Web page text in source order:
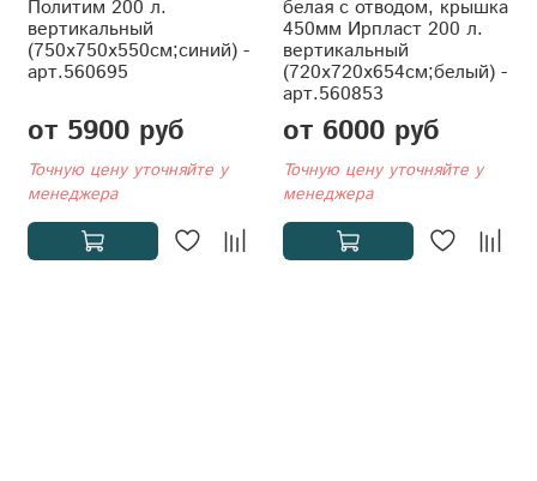
Политим 200 л.
вертикальный
(750x750x550см;синий) -
арт.560695
от 5900 руб
Точную цену уточняйте у
менеджера
белая с отводом, крышка
450мм Ирпласт 200 л.
вертикальный
(720x720x654см;белый) -
арт.560853
от 6000 руб
Точную цену уточняйте у
менеджера